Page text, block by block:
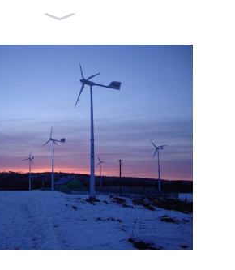
Siostam grèine 10kw air
-clèithe F ...
Rianadair gaoithe mppt
...